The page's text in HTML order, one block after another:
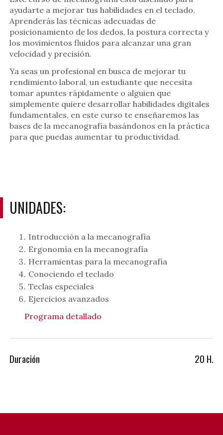
ayudarte a mejorar tus habilidades en el teclado.
Aprenderás las técnicas adecuadas de
posicionamiento de los dedos, la postura correcta y
los movimientos fluidos para alcanzar una gran
velocidad y precisión.
Ya seas un profesional en busca de mejorar tu
rendimiento laboral, un estudiante que necesita
tomar apuntes rápidamente o alguien que
simplemente quiere desarrollar habilidades digitales
fundamentales, en este curso te enseñaremos las
bases de la mecanografía basándonos en la práctica
para que puedas aumentar tu productividad.
UNIDADES:
Introducción a la mecanografía
Ergonomía en la mecanografía
Herramientas para la mecanografía
Conociendo el teclado
Teclas especiales
Ejercicios avanzados
Programa detallado
20 H.
Duración